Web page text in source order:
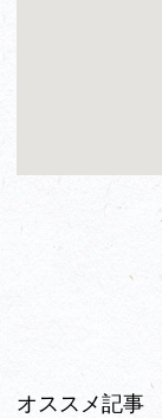
オススメ記事